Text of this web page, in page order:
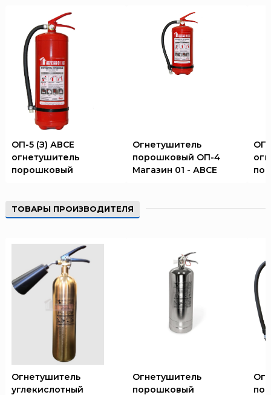
ОП-5 (З) АВСЕ
огнетушитель
порошковый
Огнетушитель
порошковый ОП-4
Магазин 01 - АВСЕ
ТОВАРЫ ПРОИЗВОДИТЕЛЯ
Огнетушитель
углекислотный
Огнетушитель
порошковый